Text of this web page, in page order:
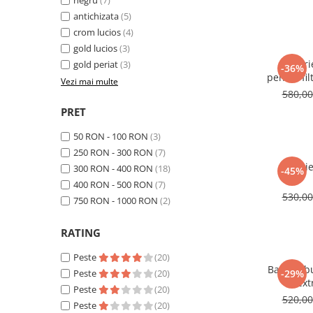
antichizata(5)
crom lucios(4)
gold lucios(3)
gold periat(3)
Vezi mai multe
PRET
50 RON - 100 RON (3)
250 RON - 300 RON (7)
300 RON - 400 RON (18)
400 RON - 500 RON (7)
750 RON - 1000 RON (2)
RATING
Peste
(20)
Peste
(20)
Peste
(20)
Peste
(20)
-36%
pentru
-45%
-29%
Baterie